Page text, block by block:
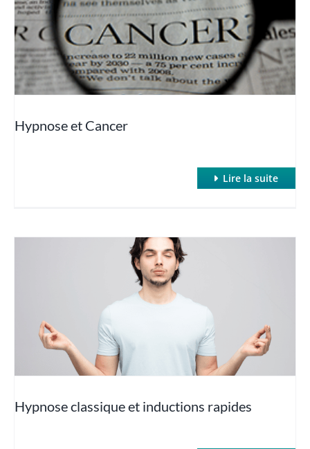
Hypnose et Cancer
Lire la suite
Hypnose classique et inductions rapides